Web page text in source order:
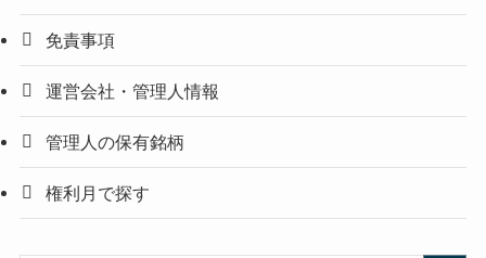
免責事項
運営会社・管理人情報
管理人の保有銘柄
権利月で探す